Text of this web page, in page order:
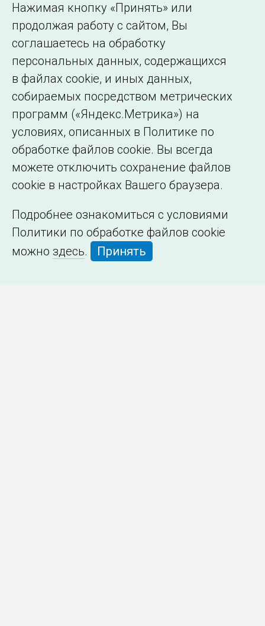
Сведения об
образовательной
организации
Нажимая кнопку «Принять» или
продолжая работу с сайтом, Вы
соглашаетесь на обработку
персональных данных, содержащихся
в файлах cookie, и иных данных,
собираемых посредством метрических
программ («Яндекс.Метрика») на
условиях, описанных в Политике по
обработке файлов cookie. Вы всегда
можете отключить сохранение файлов
cookie в настройках Вашего браузера.
Подробнее ознакомиться с условиями
Политики по обработке файлов cookie
можно здесь. Принять